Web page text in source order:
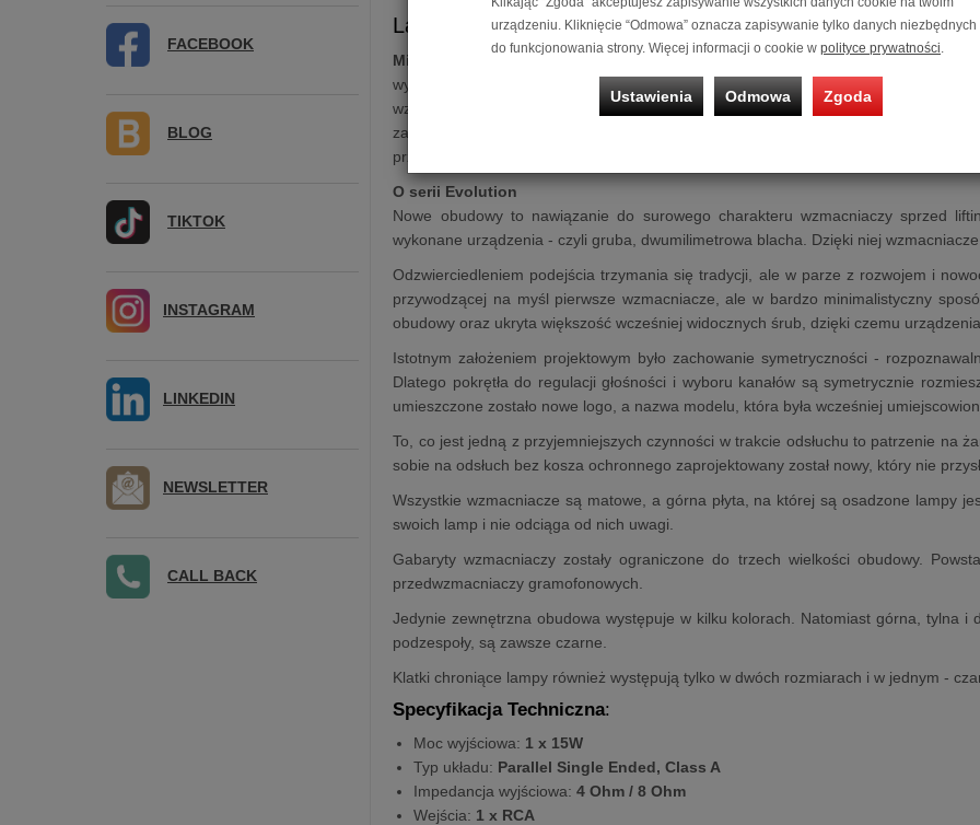
Lampowa końcówka mocyFezz Mira Ceti 300B Mono
Mira Ceti 300B mono power amplifier
Klasy A oparty jest na legendarnych
wyposażony w antywibracyjne nóżki, dopasowane do wagi urządzenia. Posada
wzmacniacz w przypadku awarii lampy mocy. Dzięki architekturze
zaprojektowanemu transformatorowi wyjściowemu zapewnia moc 15 W i niskie
przedwzmacniaczem liniowym Sagita gwarantuje wyjątkową jakość dźwięku w
O serii Evolution
Nowe obudowy to nawiązanie do surowego charakteru wzmacniaczy sprzed
wykonane urządzenia - czyli gruba, dwumilimetrowa blacha. Dzięki niej
Odzwierciedleniem podejścia trzymania się tradycji, ale w parze z rozwojem i
przywodzącej na myśl pierwsze wzmacniacze, ale w bardzo minimalistyczny
obudowy oraz ukryta większość wcześniej widocznych śrub, dzięki czemu
Istotnym założeniem projektowym było zachowanie symetryczności -
Dlatego pokrętła do regulacji głośności i wyboru kanałów są symetrycznie
umieszczone zostało nowe logo, a nazwa modelu, która była wcześniej
To, co jest jedną z przyjemniejszych czynności w trakcie odsłuchu to patrzenie na
sobie na odsłuch bez kosza ochronnego zaprojektowany został nowy, który nie
Wszystkie wzmacniacze są matowe, a górna płyta, na której są osadzone lampy
swoich lamp i nie odciąga od nich uwagi.
Gabaryty wzmacniaczy zostały ograniczone do trzech wielkości obudowy.
przedwzmacniaczy gramofonowych.
Jedynie zewnętrzna obudowa występuje w kilku kolorach. Natomiast górna, tylna i
podzespoły, są zawsze czarne.
Klatki chroniące lampy również występują tylko w dwóch rozmiarach i w jednym -
Specyfikacja Techniczna:
Moc wyjściowa: 1 x 15W
Typ układu: Parallel Single Ended, Class A
Impedancja wyjściowa: 4 Ohm / 8 Ohm
Wejścia: 1 x RCA
FACEBOOK
BLOG
TIKTOK
INSTAGRAM
LINKEDIN
NEWSLETTER
CALL BACK
urządzeniu. Kliknięcie “Odmowa” oznacza zapisywanie tylko danych niezbędnych
do funkcjonowania strony. Więcej informacji o cookie w polityce prywatności
Ustawienia Odmowa Zgoda